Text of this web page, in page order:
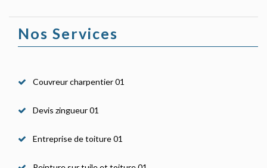
Nos Services
Couvreur charpentier 01
Devis zingueur 01
Entreprise de toiture 01